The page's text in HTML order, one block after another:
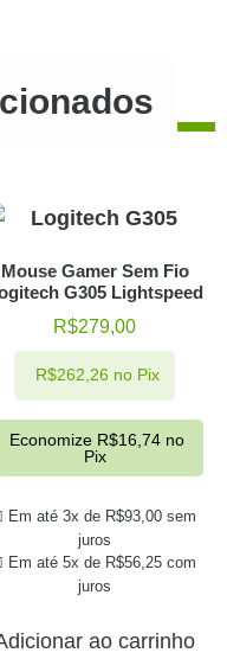
Mouse Gamer Sem Fio
G305 Lightspeed
R$279,00
Em até 3x de R$93,00sem
juros
Em até 5x de R$56,25com
juros
R$262,26 no Pix
Economize R$16,74 no
Pix
ao carrinho